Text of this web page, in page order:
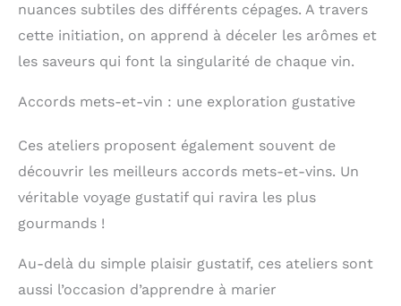
nuances subtiles des différents cépages. A travers
cette initiation, on apprend à déceler les arômes et
les saveurs qui font la singularité de chaque vin.
Accords mets-et-vin : une exploration gustative
Ces ateliers proposent également souvent de
découvrir les meilleurs accords mets-et-vins. Un
véritable voyage gustatif qui ravira les plus
gourmands !
Au-delà du simple plaisir gustatif, ces ateliers sont
aussi l’occasion d’apprendre à marier